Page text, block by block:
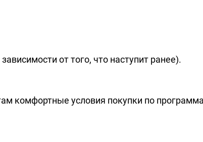
от того, что наступит ранее).
комфортные условия покупки по